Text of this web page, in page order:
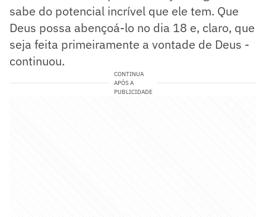
sabe do potencial incrível que ele tem. Que
Deus possa abençoá-lo no dia 18 e, claro, que
seja feita primeiramente a vontade de Deus -
continuou.
CONTINUA
APÓS A
PUBLICIDADE